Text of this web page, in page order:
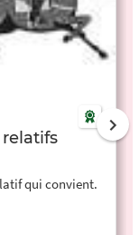
relatifs
qui convient.